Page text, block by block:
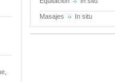
Masajes In situ